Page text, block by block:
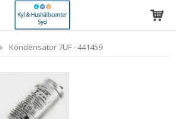
Kondensator 7UF - 441459